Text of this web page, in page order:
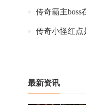
传奇霸主boss
传奇小怪红点
最新资讯